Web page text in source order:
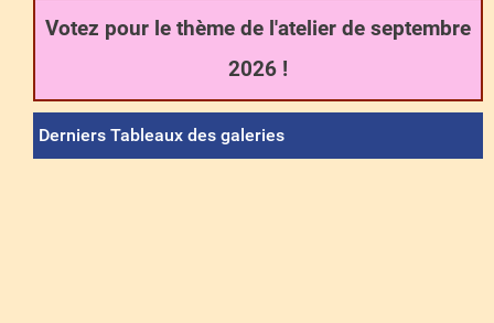
Votez pour le thème de l'atelier de septembre
2026 !
Derniers Tableaux des galeries